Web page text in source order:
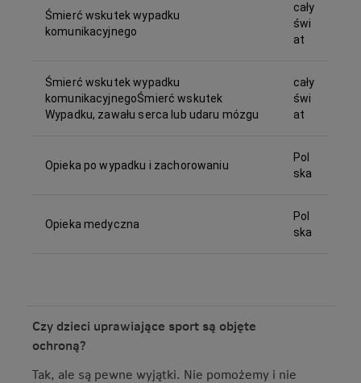
Śmierć wskutek wypadku
komunikacyjnego
cały
świ
at
Śmierć wskutek wypadku
komunikacyjnegoŚmierć wskutek
Wypadku, zawału serca lub udaru mózgu
cały
świ
at
Opieka po wypadku i zachorowaniu
Pol
ska
Opieka medyczna
Pol
ska
Czy dzieci uprawiające sport są objęte
ochroną?
Tak, ale są pewne wyjątki. Nie pomożemy i nie